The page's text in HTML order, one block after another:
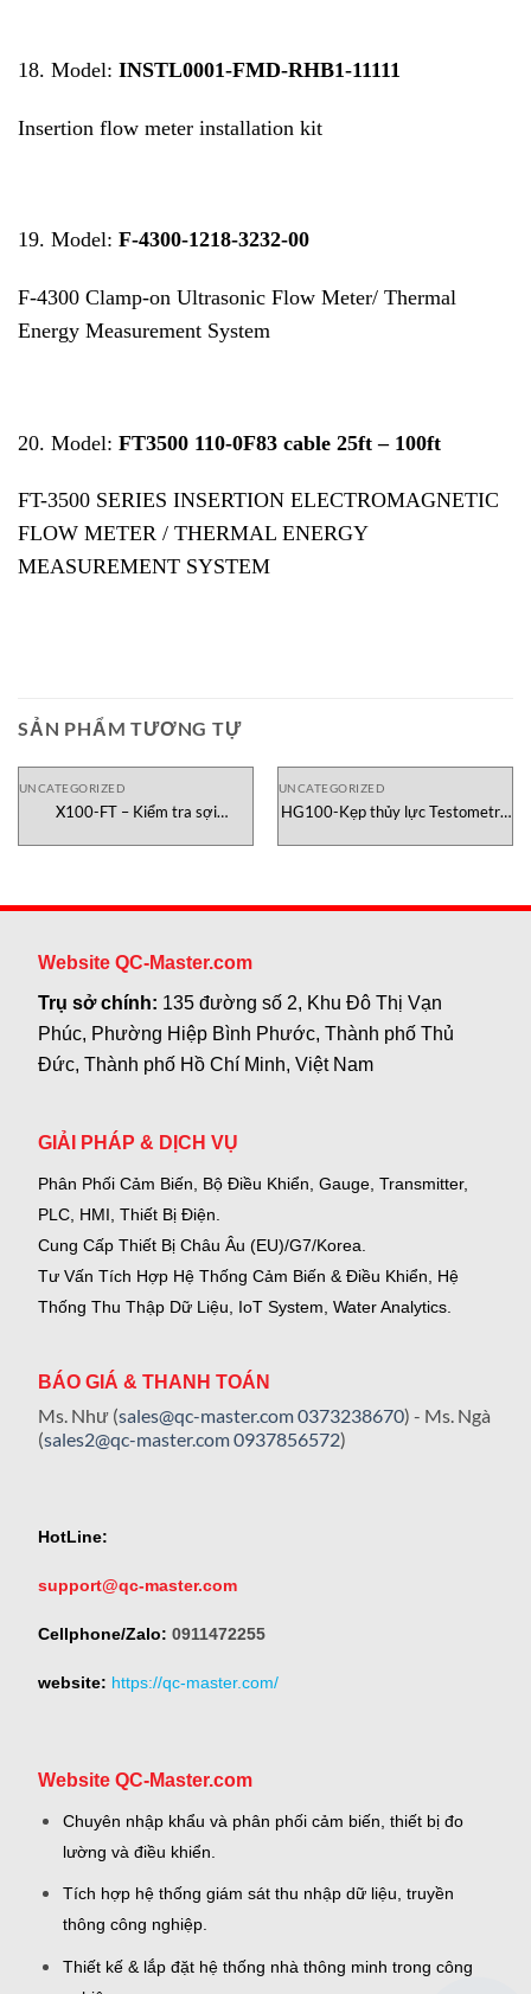
18. Model: INSTL0001-FMD-RHB1-11111
Insertion flow meter installation kit
19. Model: F-4300-1218-3232-00
F-4300 Clamp-on Ultrasonic Flow Meter/ Thermal
Energy Measurement System
20. Model: FT3500 110-0F83 cable 25ft – 100ft
FT-3500 SERIES INSERTION ELECTROMAGNETIC
FLOW METER / THERMAL ENERGY
MEASUREMENT SYSTEM
SẢN PHẨM TƯƠNG TỰ
UNCATEGORIZED
X100-FT – Kiểm tra sợi
UNCATEGORIZED
HG100-Kẹp thủy lực Testometric
Website QC-Master.com
Trụ sở chính: 135 đường số 2, Khu Đô Thị Vạn
Phúc, Phường Hiệp Bình Phước, Thành phố Thủ
Đức, Thành phố Hồ Chí Minh, Việt Nam
GIẢI PHÁP & DỊCH VỤ
Phân Phối Cảm Biến, Bộ Điều Khiển, Gauge, Transmitter,
PLC, HMI, Thiết Bị Điện.
Cung Cấp Thiết Bị Châu Âu (EU)/G7/Korea.
Tư Vấn Tích Hợp Hệ Thống Cảm Biến & Điều Khiển, Hệ
Thống Thu Thập Dữ Liệu, IoT System, Water Analytics.
BÁO GIÁ & THANH TOÁN
Ms. Như (sales@qc-master.com0373238670) - Ms. Ngà
(sales2@qc-master.com0937856572)
HotLine:
support@qc-master.com
Cellphone/Zalo: 0911472255
website: https://qc-master.com/
Website QC-Master.com
Chuyên nhập khẩu và phân phối cảm biến, thiết bị đo
lường và điều khiển.
Tích hợp hệ thống giám sát thu nhập dữ liệu, truyền
thông công nghiệp.
Thiết kế & lắp đặt hệ thống nhà thông minh trong công